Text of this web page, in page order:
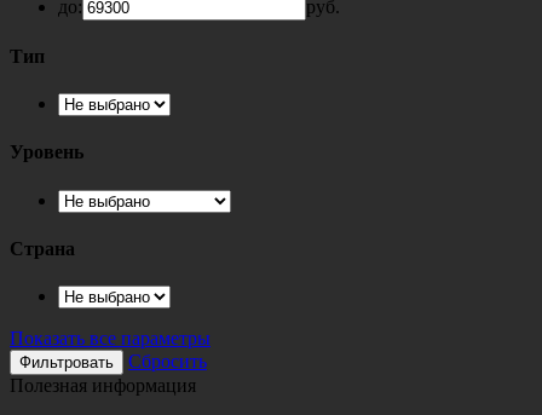
до:
руб.
Тип
Уровень
Страна
Показать все параметры
Сбросить
Полезная информация